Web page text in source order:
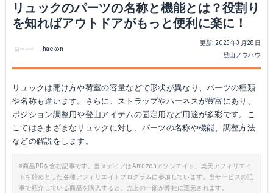
リュックのパーツの名称と機能とは？役割り
を知ればアウトドアがもっと便利に楽に！
更新: 2023年3月28日
登山ノウハウ
haekon
リュックは開け方や荷室の容量などで形状が異なり、パーツの種類
や名称も違います。さらに、ストラップやハーネスが豊富にあり、
ポジション調整用や登山アイテムの固定用など用途が多彩です。こ
こではさまざまなリュックに対し、パーツの名称や機能、調整方法
などの解説をします。
※商品PRを含む記事です。当メディアはAmazonアソシエイト、楽天アフィリエイ
トを始めとした各種アフィリエイトプログラムに参加しています。当サービスの記
事で紹介している商品を購入すると、売上の一部が弊社に還元されます。